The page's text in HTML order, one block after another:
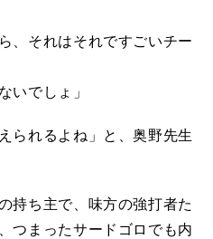
、それはそれですごいチー
いでしょ」
られるよね」と、奥野先生
持ち主で、味方の強打者た
つまったサードゴロでも内